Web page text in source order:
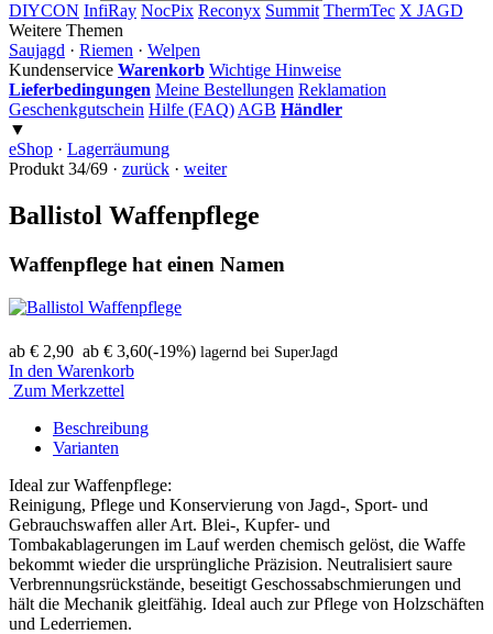
DIYCON InfiRay NocPix Reconyx Summit ThermTec X JAGD
Weitere Themen
Saujagd · Riemen · Welpen
Kundenservice Warenkorb Wichtige Hinweise
Lieferbedingungen Meine Bestellungen Reklamation
Geschenkgutschein Hilfe (FAQ) AGB Händler
▼
eShop · Lagerräumung
Produkt 34/69 · zurück · weiter
Ballistol Waffenpflege
Waffenpflege hat einen Namen
ab € 2,90 ab € 3,60(-19%) lagernd bei SuperJagd
In den Warenkorb
Zum Merkzettel
Beschreibung
Varianten
Ideal zur Waffenpflege:
Reinigung, Pflege und Konservierung von Jagd-, Sport- und
Gebrauchswaffen aller Art. Blei-, Kupfer- und
Tombakablagerungen im Lauf werden chemisch gelöst, die Waffe
bekommt wieder die ursprüngliche Präzision. Neutralisiert saure
Verbrennungsrückstände, beseitigt Geschossabschmierungen und
hält die Mechanik gleitfähig. Ideal auch zur Pflege von Holzschäften
und Lederriemen.